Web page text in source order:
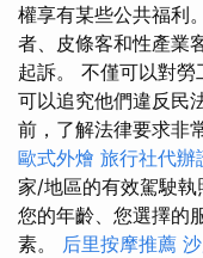
權享有某些公共福利
者、皮條客和性產業
起訴。 不僅可以對
可以追究他們違反民
前，了解法律要求非
歐式外燴 旅行社代辦
家/地區的有效駕駛執
您的年齡、您選擇的
素。 后里按摩推薦